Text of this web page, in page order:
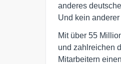
anderes
Und kein
Mit über 55
und zahlreichen
Mitarbeitern